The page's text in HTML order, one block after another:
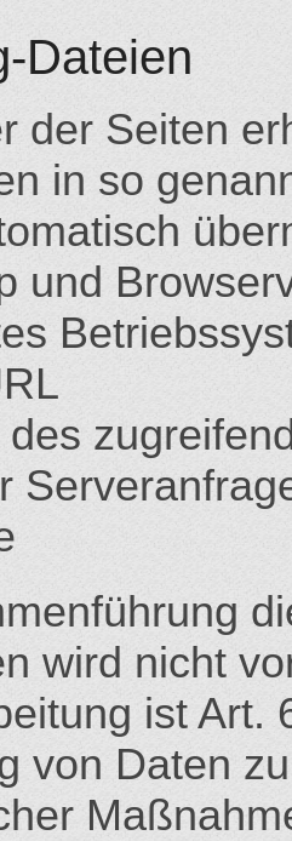
Dateien
der Seiten
in so
und
wird nicht
ist Art.
von Daten